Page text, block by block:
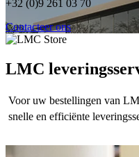
+32 (0)9 261 03 70
Contacteer ons
LMC
Voor uw bestellingen van
snelle en efficiënte